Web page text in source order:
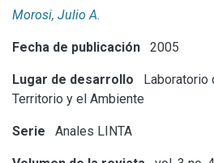
Morosi, Julio A.
Fecha de publicación 2005
Lugar de desarrollo
Laboratorio
Territorio y el Ambiente
Serie Anales LINTA